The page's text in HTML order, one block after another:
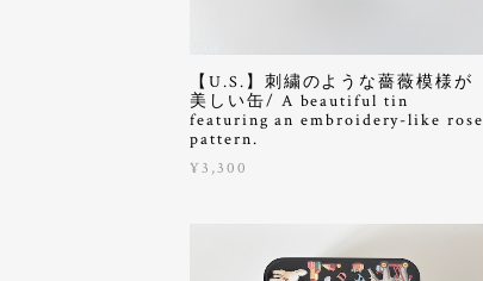
【U.S.】刺繍のような薔薇模様が
美しい缶/ A beautiful tin
featuring an embroidery-like rose
pattern.
¥3,300